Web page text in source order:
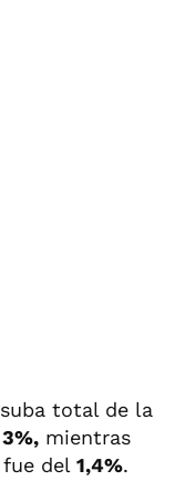
total de la
3%, mientras
del 1,4%.